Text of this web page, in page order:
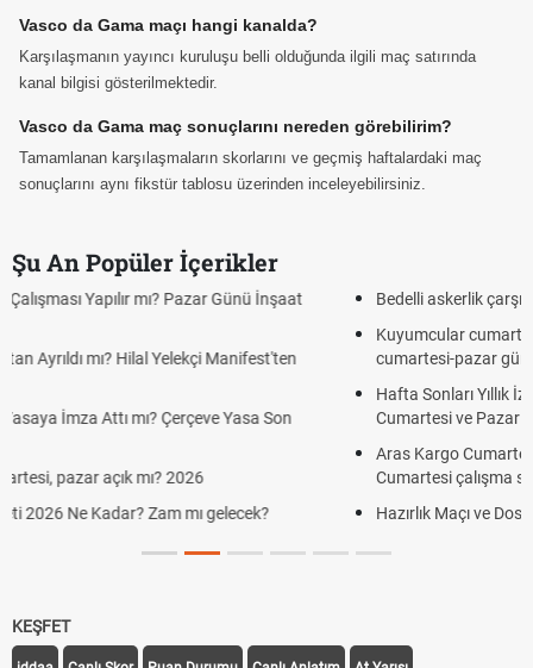
Vasco da Gama maçı hangi kanalda?
Karşılaşmanın yayıncı kuruluşu belli olduğunda ilgili maç satırında
kanal bilgisi gösterilmektedir.
Vasco da Gama maç sonuçlarını nereden görebilirim?
Tamamlanan karşılaşmaların skorlarını ve geçmiş haftalardaki maç
sonuçlarını aynı fikstür tablosu üzerinden inceleyebilirsiniz.
Şu An Popüler İçerikler
Bedelli askerlik çarşı izni var mı? 2026 ziyaret var mı?
Kuyumcular cumartesi, pazar günü açık mı? 2026 | Kuyumcular
cumartesi-pazar günü kaça kadar açık?
Hafta Sonları Yıllık İzinden Sayılır mı? Yıllık İzin Hesaplamasında
Cumartesi ve Pazar Detayı
Aras Kargo Cumartesi-pazar açık mı? 2026 Aras Kargo
Cumartesi çalışma saatleri!
Hazırlık Maçı ve Dostluk Maçı Nedir? Resmî Maçlardan Farkları
KEŞFET